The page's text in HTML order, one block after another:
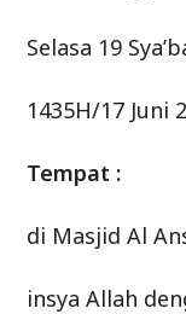
Selasa 19
1435H/17 Juni
Tempat :
di Masjid Al
insya Allah